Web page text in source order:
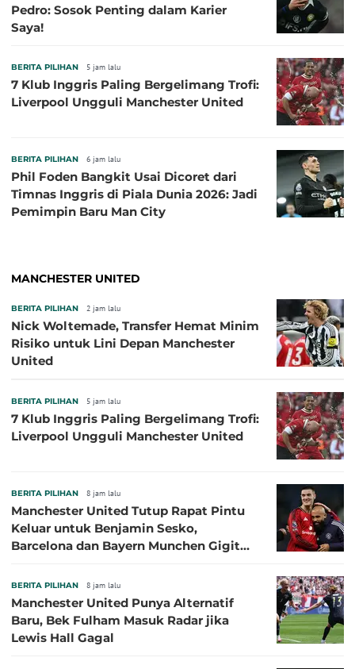
Pedro: Sosok Penting dalam Karier
Saya!
BERITA PILIHAN 5 jam lalu
7 Klub Inggris Paling Bergelimang Trofi:
Liverpool Ungguli Manchester United
BERITA PILIHAN 6 jam lalu
Phil Foden Bangkit Usai Dicoret dari
Timnas Inggris di Piala Dunia 2026: Jadi
Pemimpin Baru Man City
MANCHESTER UNITED
BERITA PILIHAN 2 jam lalu
Nick Woltemade, Transfer Hemat Minim
Risiko untuk Lini Depan Manchester
United
BERITA PILIHAN 5 jam lalu
7 Klub Inggris Paling Bergelimang Trofi:
Liverpool Ungguli Manchester United
BERITA PILIHAN 8 jam lalu
Manchester United Tutup Rapat Pintu
Keluar untuk Benjamin Sesko,
Barcelona dan Bayern Munchen Gigit
BERITA PILIHAN 8 jam lalu
Manchester United Punya Alternatif
Baru, Bek Fulham Masuk Radar jika
Lewis Hall Gagal